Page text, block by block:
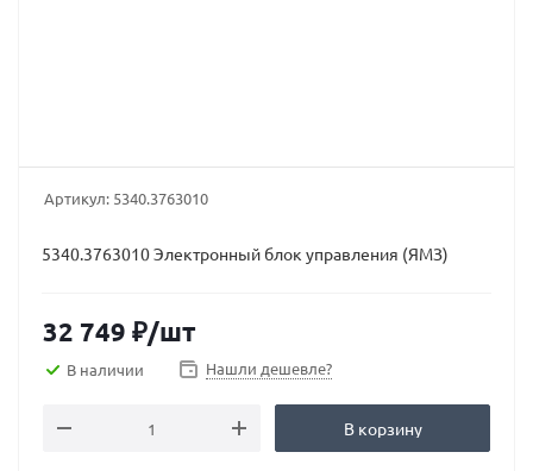
Артикул: 5340.3763010
5340.3763010 Электронный блок управления (ЯМЗ)
32 749 ₽/шт
В наличии Нашли дешевле?
В корзину